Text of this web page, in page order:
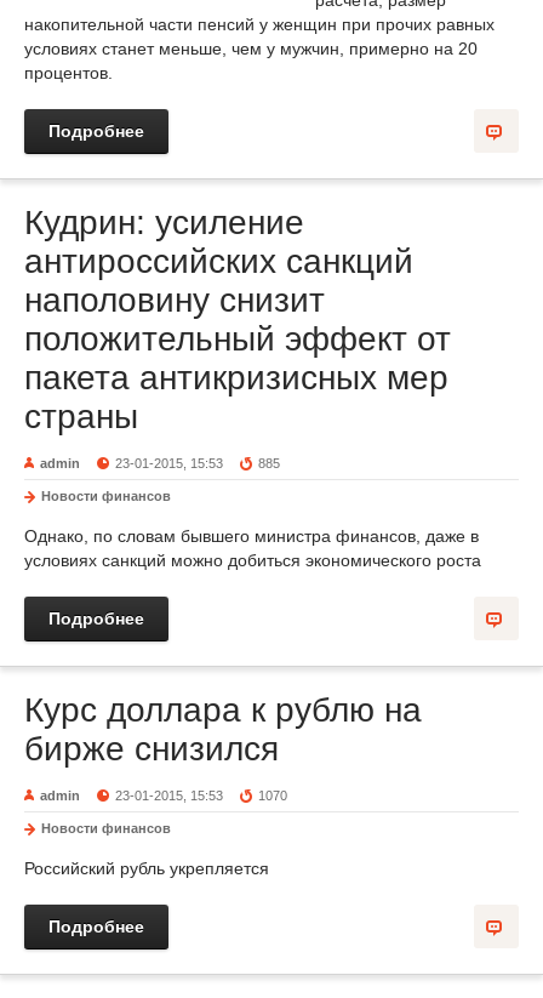
накопительной части пенсий у женщин при прочих равных
условиях станет меньше, чем у мужчин, примерно на 20
процентов.
Подробнее
Кудрин: усиление
антироссийских санкций
наполовину снизит
положительный эффект от
пакета антикризисных мер
страны
admin 23-01-2015, 15:53 885
Новости финансов
Однако, по словам бывшего министра финансов, даже в
условиях санкций можно добиться экономического роста
Подробнее
Курс доллара к рублю на
бирже снизился
admin 23-01-2015, 15:53 1070
Новости финансов
Российский рубль укрепляется
Подробнее